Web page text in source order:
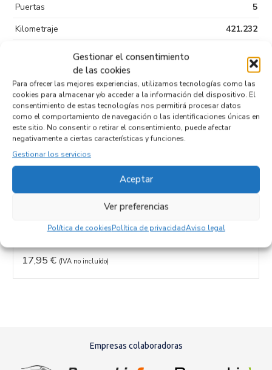
Gestionar el consentimiento
de las cookies
Para ofrecer las mejores experiencias, utilizamos tecnologías como las
cookies para almacenar y/o acceder a la información del dispositivo. El
consentimiento de estas tecnologías nos permitirá procesar datos
como el comportamiento de navegación o las identificaciones únicas en
este sitio. No consentir o retirar el consentimiento, puede afectar
negativamente a ciertas características y funciones.
Gestionar los servicios
Aceptar
Ver preferencias
Política de cookiesPolítica de privacidadAviso legal
Puertas
5
Kilometraje
421.232
Código motor
4N13
Código cambio
Productos relacionados
LUZ INTERIOR 1189-206
Recambios MITSUBISHIASX (GA0W) 4N13
17,95 € (IVA no incluído)
Empresas colaboradoras